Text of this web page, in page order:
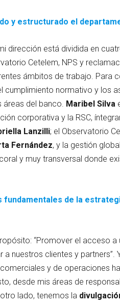
y estructurado el
dirección está dividida en
Cetelem, NPS y
ámbitos de trabajo. Para
cumplimiento normativo y los
del banco. Maribel Silva
corporativa y la RSC,
Lanzilli; el Observatorio
Fernández, y la gestión
coral y muy transversal donde
fundamentales de la
“Promover el acceso a
a nuestros clientes y
y de operaciones
desde mis áreas de
lado, tenemos la